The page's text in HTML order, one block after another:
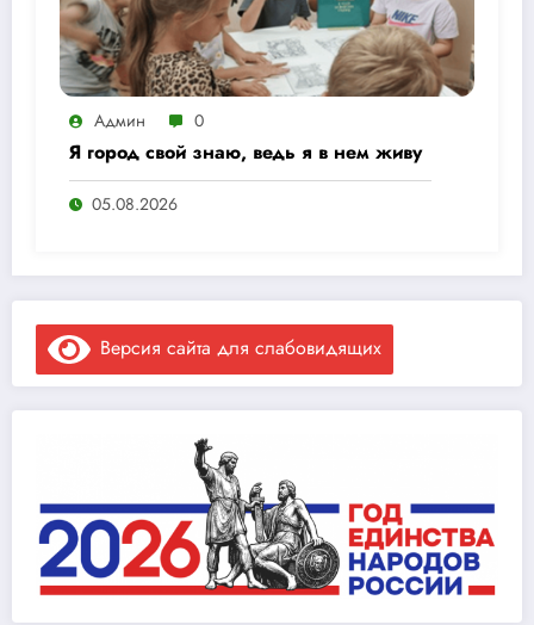
Админ 0
Я город свой знаю, ведь я в нем живу
05.08.2026
Версия сайта для слабовидящих